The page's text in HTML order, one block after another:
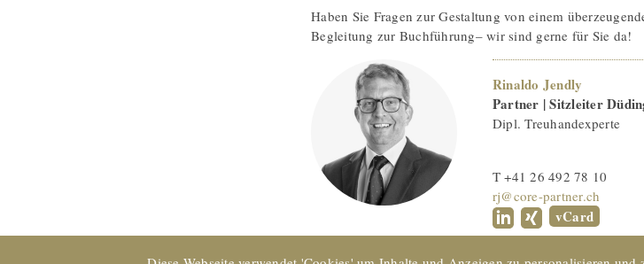
Haben Sie Fragen zur Gestaltung von einem
Begleitung zur Buchführung– wir sind gerne für Sie da!
Rinaldo Jendly
Partner | Sitzleiter
Dipl. Treuhandexperte
T +41 26 492 78 10
rj@core-partner.ch
vCard